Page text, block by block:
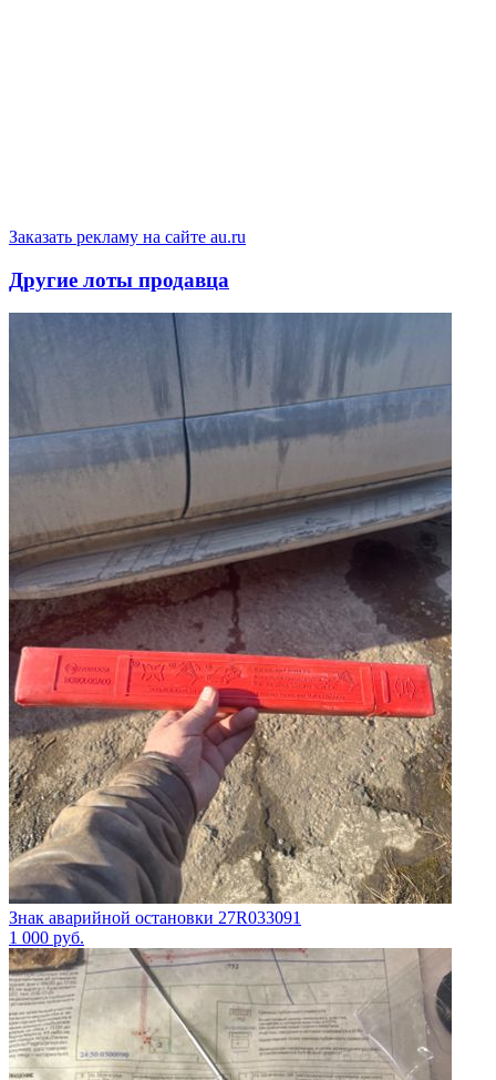
Заказать рекламу на сайте au.ru
Другие лоты продавца
Знак аварийной остановки 27R033091
1 000 руб.